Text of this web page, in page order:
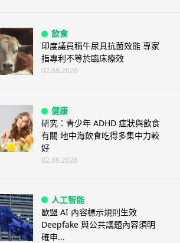
飲食
印度議員稱牛尿具抗菌效能 專家
指專利不等於臨床療效
02.08.2026
健康
研究：青少年 ADHD 症狀與飲食
有關 地中海飲食吃得多集中力較
好
02.08.2026
人工智能
歐盟 AI 內容標示規則生效
Deepfake 與公共議題內容須明
確申...